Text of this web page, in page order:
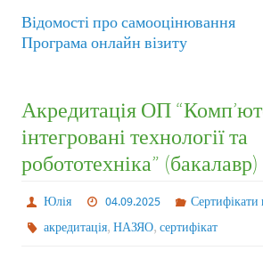
Відомості про самооцінювання
Програма онлайн візиту
Акредитація ОП
інтегровані технології та
робототехніка” (бакалавр)
Юлія 04.09.2025
Сертифікати
акредитація,НАЗЯО,сертифікат